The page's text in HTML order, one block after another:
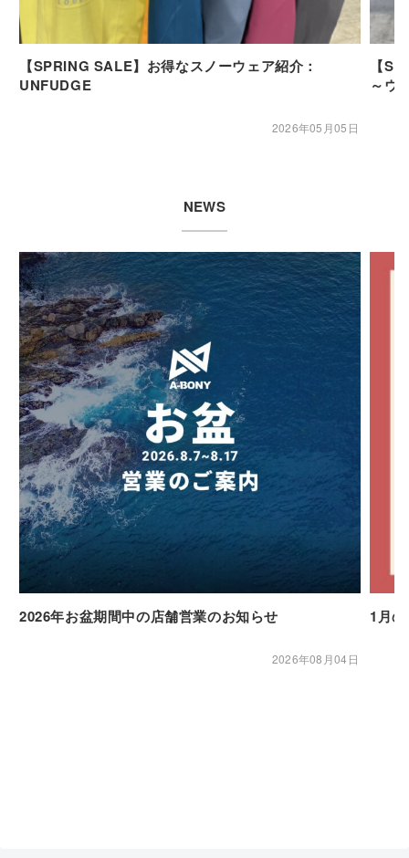
【SPRING SALE】お得なスノーウェア紹介：
UNFUDGE
2026年05月05日
【
～ウ
NEWS
2026年お盆期間中の店舗営業のお知らせ
2026年08月04日
1月